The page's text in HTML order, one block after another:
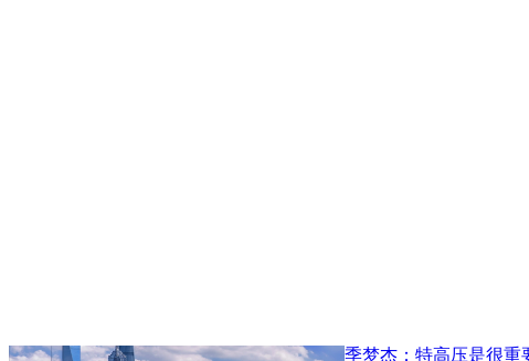
季梦杰：特高压是很重